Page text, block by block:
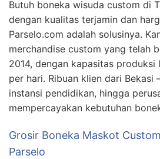
Butuh boneka wisuda custom di
dengan kualitas terjamin dan
Parselo.com adalah solusinya.
merchandise custom yang telah
2014, dengan kapasitas
per hari. Ribuan klien dari
instansi pendidikan, hingga
mempercayakan kebutuhan
Grosir Boneka Maskot Custom
Parselo